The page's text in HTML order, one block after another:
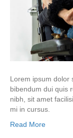
Lorem ipsum dolor
bibendum dui quis
nibh, sit amet
mi in cursus.
Read More